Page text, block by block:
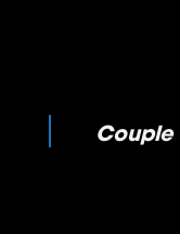
Couple